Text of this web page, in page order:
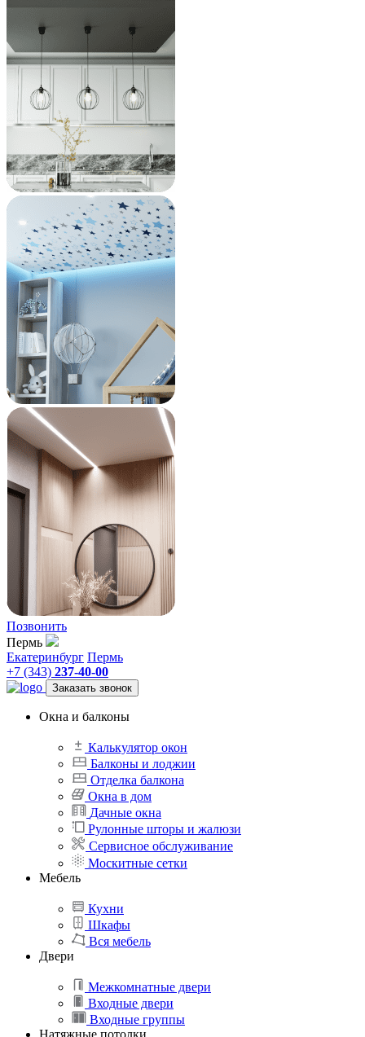
Позвонить
Пермь
Екатеринбург Пермь
+7 (343) 237-40-00
Заказать звонок
Окна и балконы
Калькулятор окон
Балконы и лоджии
Отделка балкона
Окна в дом
Дачные окна
Рулонные шторы и жалюзи
Сервисное обслуживание
Москитные сетки
Мебель
Кухни
Шкафы
Вся мебель
Двери
Межкомнатные двери
Входные двери
Входные группы
Натяжные потолки